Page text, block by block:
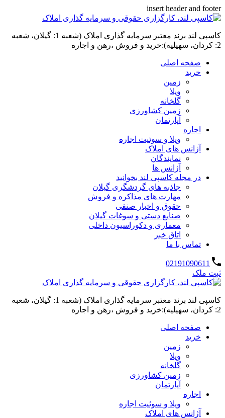
insert header and footer
کاسپی لند برند معتبر سرمایه گذاری املاک (شعبه 1: گیلان، شعبه
2: کردان، سهیلیه):خرید و فروش ،رهن و اجاره
صفحه اصلی
خرید
زمین
ویلا
گلخانه
زمین کشاورزی
آپارتمان
اجاره
ویلا و سوئیت اجاره
آژانس های املاک
نمایندگان
آژانس ها
در مجله کاسپی لند بخوانید
جاذبه های گردشگری گیلان
مهارت های مذاکره و فروش
حقوق و اخبار صنفی
صنایع دستی و سوغات گیلان
معماری و دکوراسیون داخلی
اتاق خبر
تماس با ما
02191090611
ثبت ملک
کاسپی لند برند معتبر سرمایه گذاری املاک (شعبه 1: گیلان، شعبه
2: کردان، سهیلیه):خرید و فروش ،رهن و اجاره
صفحه اصلی
خرید
زمین
ویلا
گلخانه
زمین کشاورزی
آپارتمان
اجاره
ویلا و سوئیت اجاره
آژانس های املاک